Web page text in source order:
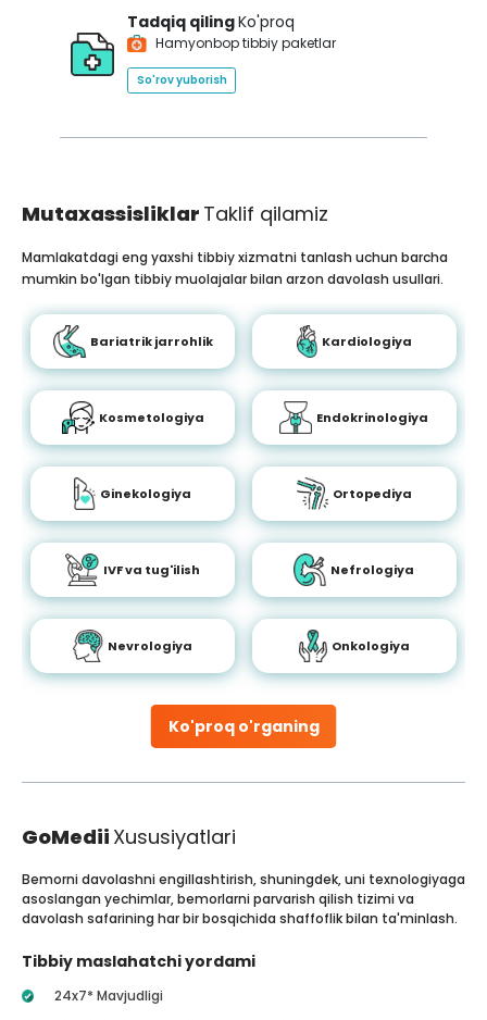
Tadqiq qilingKo'proq
Hamyonbop tibbiy paketlar
So'rov yuborish
Mutaxassisliklar Taklif qilamiz
Ko'proq o'rganing
Mamlakatdagi eng yaxshi tibbiy xizmatni tanlash uchun barcha
mumkin bo'lgan tibbiy muolajalar bilan arzon davolash usullari.
Bariatrik jarrohlik Kardiologiya
Kosmetologiya Endokrinologiya
Ginekologiya Ortopediya
IVF va tug'ilish Nefrologiya
Nevrologiya Onkologiya
GoMedii Xususiyatlari
Bemorni davolashni engillashtirish, shuningdek, uni texnologiyaga
asoslangan yechimlar, bemorlarni parvarish qilish tizimi va
davolash safarining har bir bosqichida shaffoflik bilan ta'minlash.
Tibbiy maslahatchi yordami
24x7* Mavjudligi